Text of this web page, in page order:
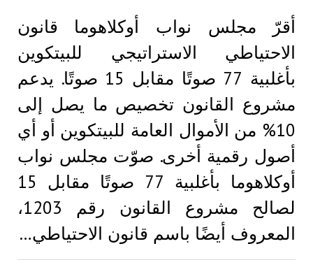
أقرّ مجلس نواب أوكلاهوما قانون
الاحتياطي الاستراتيجي للبيتكوين
بأغلبية 77 صوتًا مقابل 15 صوتًا. يدعم
مشروع القانون تخصيص ما يصل إلى
10% من الأموال العامة للبيتكوين أو أي
أصول رقمية أخرى. صوّت مجلس نواب
أوكلاهوما بأغلبية 77 صوتًا مقابل 15
لصالح مشروع القانون رقم 1203،
المعروف أيضًا باسم قانون الاحتياطي…